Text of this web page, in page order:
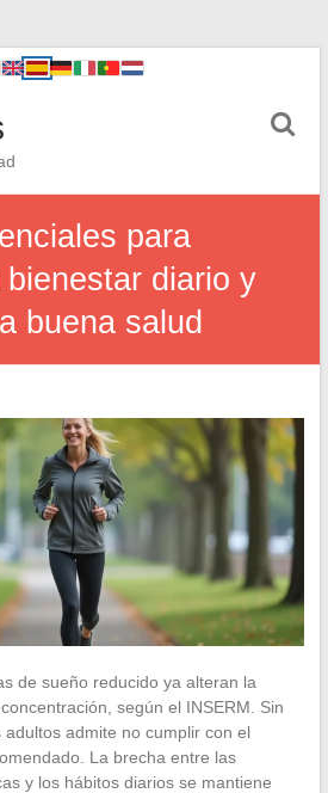
para
diario y
buena salud
de sueño reducido ya alteran la
según el INSERM. Sin
admite no cumplir con el
La brecha entre las
y los hábitos diarios se mantiene